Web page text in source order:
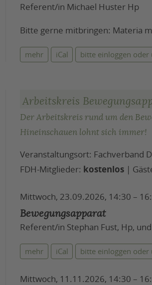
Referent/in Michael Huster Hp
Bitte gerne mitbringen: Materia
mehr iCal bitte einloggen oder
Arbeitskreis
Der Arbeitskreis rund um den
Hineinschauen lohnt sich immer!
Veranstaltungsort: Fachverband
FDH-Mitglieder: kostenlos |
Mittwoch, 23.09.2026, 14:30 –
Bewegungsapparat
Referent/in Stephan Fust, Hp,
mehr iCal bitte einloggen oder
Mittwoch, 11.11.2026, 14:30 –